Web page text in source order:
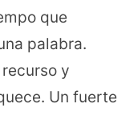
que
palabra.
y
Un fuerte